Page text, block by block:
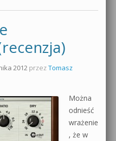
2012 przez Tomasz
Można
odnieść
wrażenie
, że w